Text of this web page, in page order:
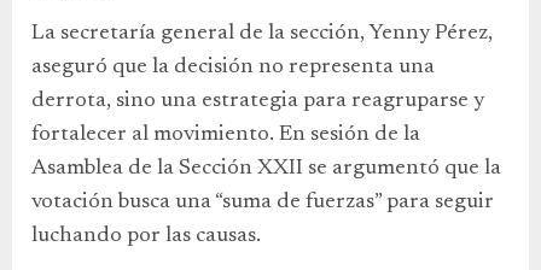
La secretaría general de la sección, Yenny Pérez,
aseguró que la decisión no representa una
derrota, sino una estrategia para reagruparse y
fortalecer al movimiento. En sesión de la
Asamblea de la Sección XXII se argumentó que la
votación busca una “suma de fuerzas” para seguir
luchando por las causas.